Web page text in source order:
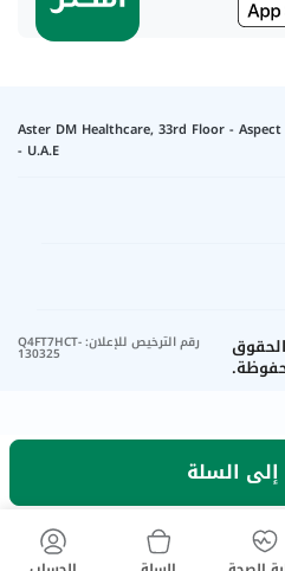
السلة
Aster DM Healthcare, 33rd Floor - Aspect
- U.A.E
رقم الترخيص للإعلان:
Q4FT7HCT-
130325